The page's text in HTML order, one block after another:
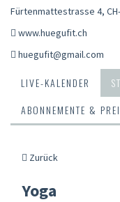
Fürtenmattestrasse 4,
www.huegufit.ch
huegufit@gmail.com
LIVE-KALENDER
ABONNEMENTE &
Zurück
Yoga